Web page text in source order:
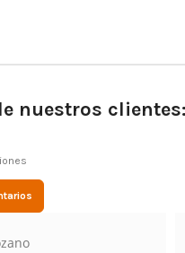
nuestros clientes:
Cifuentes Ortiz